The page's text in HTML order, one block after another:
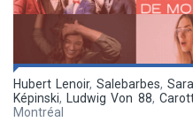
Hubert Lenoir,Salebarbes,
Képinski, Ludwig Von 88,
Montréal